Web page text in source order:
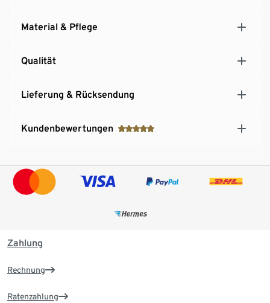
Material & Pflege
Qualität
Lieferung & Rücksendung
Kundenbewertungen
Zahlung
Rechnung
Ratenzahlung